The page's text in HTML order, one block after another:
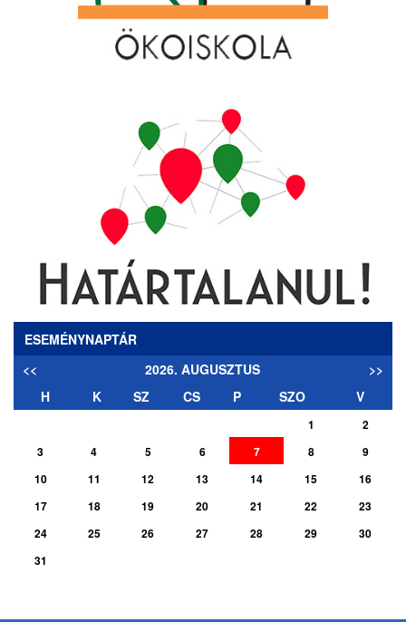
ESEMÉNYNAPTÁR
<<
2026. AUGUSZTUS
>>
H
K SZ CS P SZO V
1
2
3
4 5 6 7 8
9
10
11 12 13 14 15
16
17
18 19 20 21 22
23
24
25 26 27 28 29
30
31